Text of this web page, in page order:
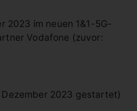
2023 im neuen 1&1-5G-
Vodafone (zuvor:
Dezember 2023 gestartet)